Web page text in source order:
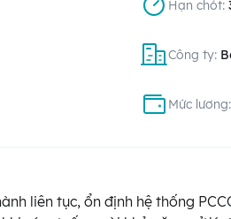
Hạn chót:
Công ty:
Mức
liên tục, ổn định hệ thống